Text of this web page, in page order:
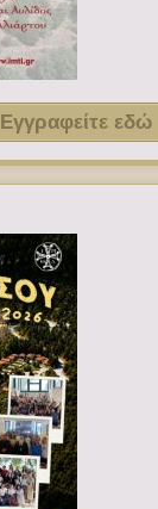
Εγγραφείτε εδώ